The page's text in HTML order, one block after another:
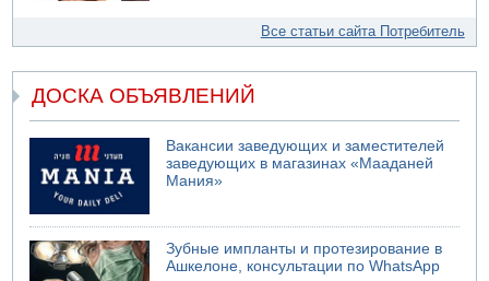
Все статьи сайта Потребитель
ДОСКА ОБЪЯВЛЕНИЙ
Вакансии заведующих и заместителей
заведующих в магазинах «Мааданей
Мания»
Зубные импланты и протезирование в
Ашкелоне, консультации по WhatsApp